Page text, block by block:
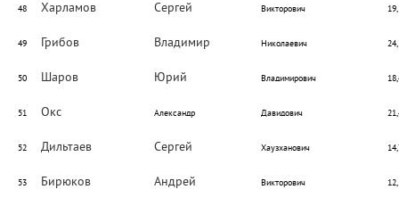
48 Харламов Сергей Викторович
49 Грибов Владимир Николаевич
50 Шаров Юрий Владимирович
51 Окс Александр Давидович
52 Дильтаев Сергей Хаузханович
53 Бирюков Андрей Викторович